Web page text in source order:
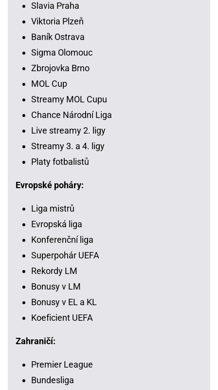
Slavia Praha
Viktoria Plzeň
Baník Ostrava
Sigma Olomouc
Zbrojovka Brno
MOL Cup
Streamy MOL Cupu
Chance Národní Liga
Live streamy 2. ligy
Streamy 3. a 4. ligy
Platy fotbalistů
Evropské poháry:
Liga mistrů
Evropská liga
Konferenční liga
Superpohár UEFA
Rekordy LM
Bonusy v LM
Bonusy v EL a KL
Koeficient UEFA
Zahraničí:
Premier League
Bundesliga